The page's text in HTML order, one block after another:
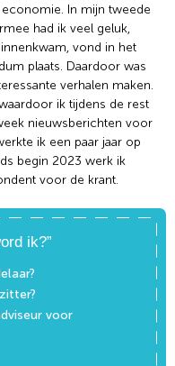
In mijn tweede
had ik veel geluk,
vond in het
plaats. Daardoor was
verhalen maken.
ik tijdens de rest
nieuwsberichten voor
ik een paar jaar op
begin 2023 werk ik
voor de krant.
ik?”
voor